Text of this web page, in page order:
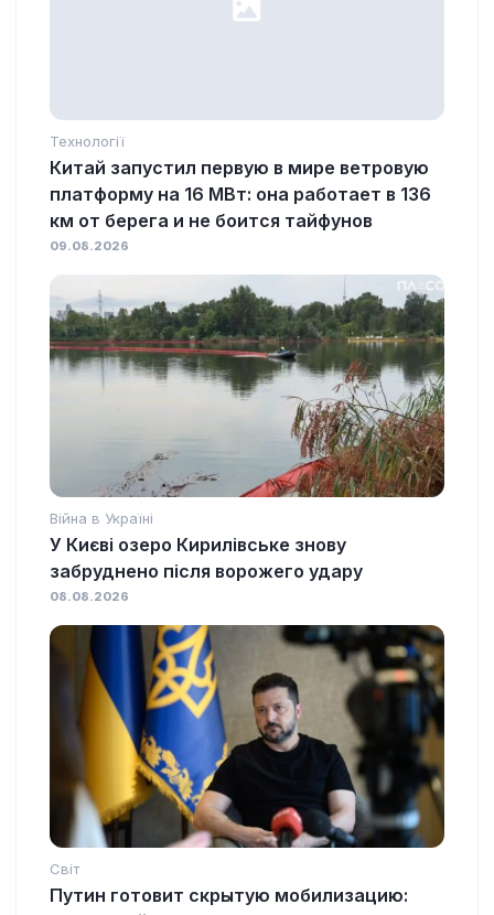
Технології
Китай запустил первую в мире ветровую
платформу на 16 МВт: она работает в 136
км от берега и не боится тайфунов
09.08.2026
Війна в Україні
У Києві озеро Кирилівське знову
забруднено після ворожего удару
08.08.2026
Світ
Путин готовит скрытую мобилизацию: